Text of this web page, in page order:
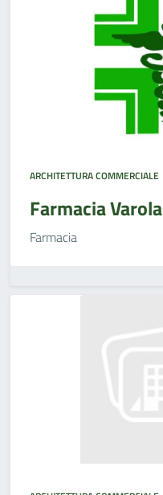
ARCHITETTURA COMMERCIALE
Farmacia Varola
Farmacia